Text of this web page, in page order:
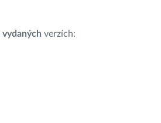
vydaných verzích: